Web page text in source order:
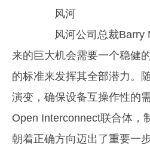
风河
风河公司总裁Barry
来的巨大机会需要一个稳健
的标准来发挥其全部潜力。
演变，确保设备互操作性的
Open Interconnect联合体，
朝着正确方向迈出了重要一